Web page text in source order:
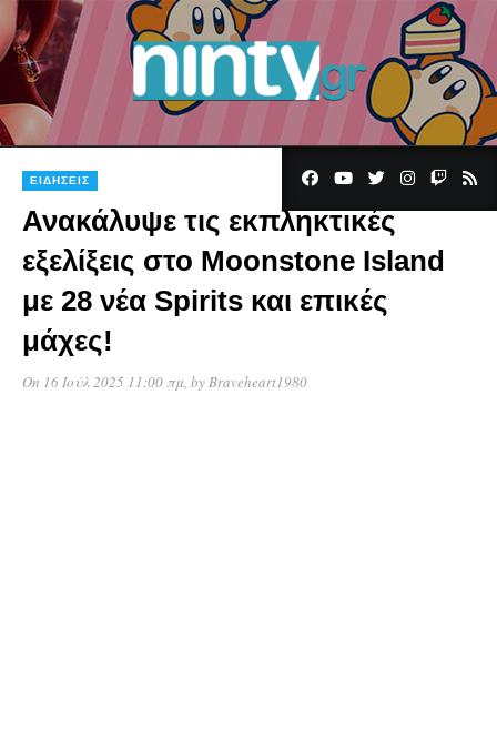
ΕΙΔΉΣΕΙΣ
Ανακάλυψε τις εκπληκτικές
εξελίξεις στο Moonstone Island
με 28 νέα Spirits και επικές
μάχες!
On 16 Ιούλ 2025 11:00 πμ , by Braveheart1980